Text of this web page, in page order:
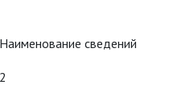
Наименование сведений
2